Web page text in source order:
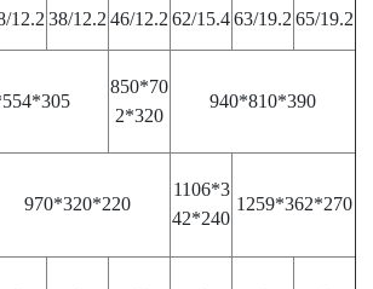
12.2 38/12.2 46/12.2 62/15.463/19.2 65/19.2
850*70
2*320
940*810*390
970*320*220
1106*3
42*240
1259*362*270